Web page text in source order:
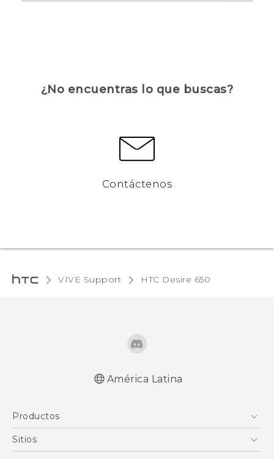
¿No encuentras lo que buscas?
Contáctenos
VIVE Support HTC Desire 650‎
English - User manual
América Latina
Productos
5G
Sitios